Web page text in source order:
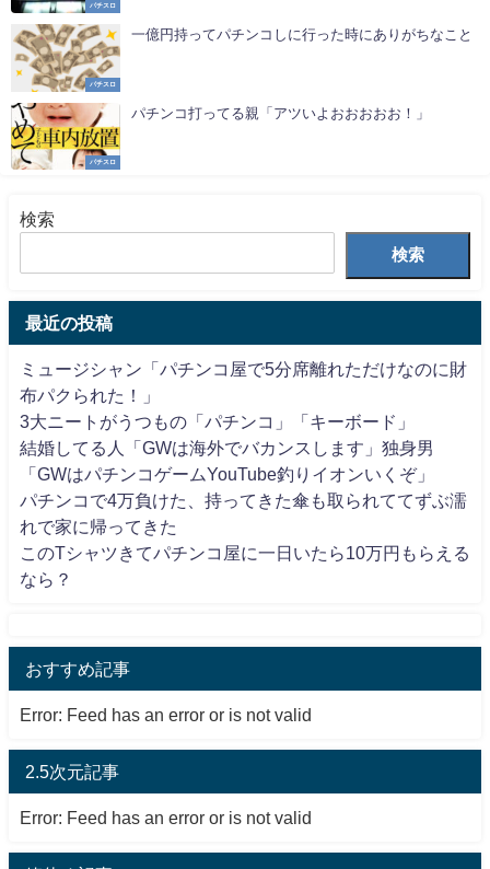
パチスロ
パチスロ
一億円持ってパチンコしに行った時にありがちなこと
パチスロ
パチンコ打ってる親「アツいよおおおおお！」
検索
検索
最近の投稿
ミュージシャン「パチンコ屋で5分席離れただけなのに財
布パクられた！」
3大ニートがうつもの「パチンコ」「キーボード」
結婚してる人「GWは海外でバカンスします」独身男
「GWはパチンコゲームYouTube釣りイオンいくぞ」
パチンコで4万負けた、持ってきた傘も取られててずぶ濡
れで家に帰ってきた
このTシャツきてパチンコ屋に一日いたら10万円もらえる
なら？
おすすめ記事
Error: Feed has an error or is not valid
2.5次元記事
Error: Feed has an error or is not valid